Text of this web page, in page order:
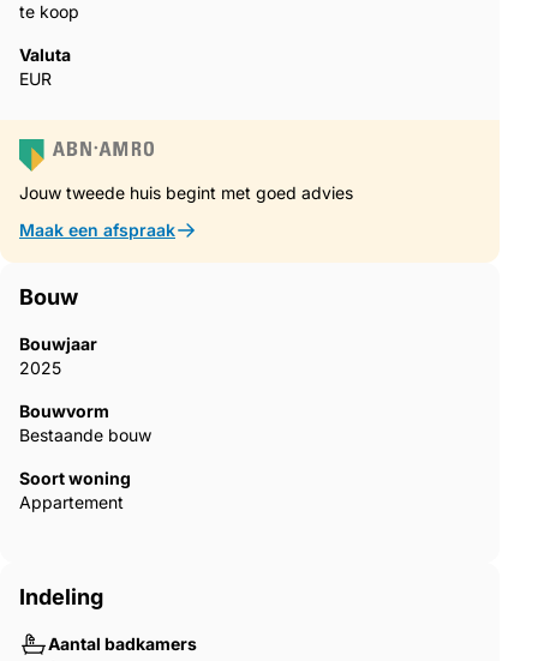
te koop
Valuta
EUR
Jouw tweede huis begint met goed advies
Maak een afspraak
Bouw
Bouwjaar
2025
Bouwvorm
Bestaande bouw
Soort woning
Appartement
Indeling
Aantal badkamers